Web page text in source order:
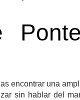
encontrar una
sin hablar del